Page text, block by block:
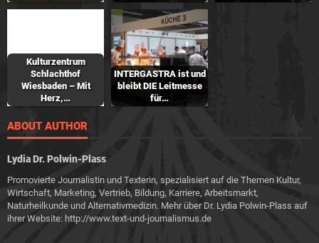
Kulturzentrum
Schlachthof
Wiesbaden – Mit
Herz,…
INTERGASTRA ist und
bleibt DIE Leitmesse
für…
ABOUT AUTHOR
Lydia Dr. Polwin-Plass
Promovierte Journalistin und Texterin, spezialisiert auf die Themen Kultur,
Wirtschaft, Marketing, Vertrieb, Bildung, Karriere, Arbeitsmarkt,
Naturheilkunde und Alternativmedizin. Mehr über Dr. Lydia Polwin-Plass auf
ihrer Website: http://www.text-und-journalismus.de